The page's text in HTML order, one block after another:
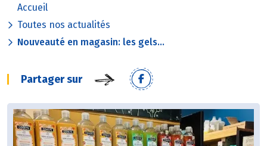
Accueil
Toutes nos actualités
Nouveauté en magasin: les gels...
Partager sur